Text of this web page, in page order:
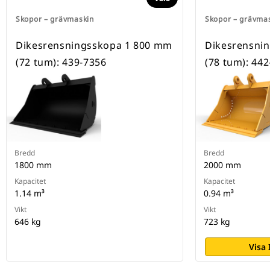
Skopor – grävmaskin
Dikesrensningsskopa 1 800 mm
(72 tum): 439-7356
Bredd
1800 mm
Kapacitet
1.14 m³
Vikt
646 kg
Skopor –
(78 tum):
Bredd
2000 mm
Kapacitet
0.94 m³
Vikt
723 kg
Visa